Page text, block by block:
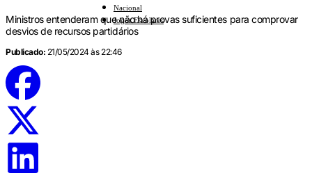
Nacional
Jogos Escolares
Ministros entenderam que não há provas suficientes para comprovar
desvios de recursos partidários
Publicado: 21/05/2024 às 22:46